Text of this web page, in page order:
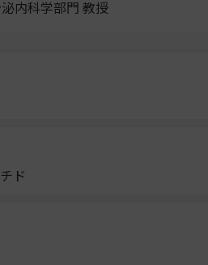
内科学部門 教授
ド